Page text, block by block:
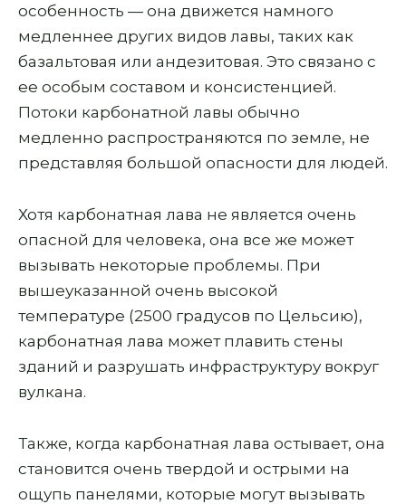
особенность — она движется намного
медленнее других видов лавы, таких как
базальтовая или андезитовая. Это связано с
ее особым составом и консистенцией.
Потоки карбонатной лавы обычно
медленно распространяются по земле, не
представляя большой опасности для людей.
Хотя карбонатная лава не является очень
опасной для человека, она все же может
вызывать некоторые проблемы. При
вышеуказанной очень высокой
температуре (2500 градусов по Цельсию),
карбонатная лава может плавить стены
зданий и разрушать инфраструктуру вокруг
вулкана.
Также, когда карбонатная лава остывает, она
становится очень твердой и острыми на
ощупь панелями, которые могут вызывать